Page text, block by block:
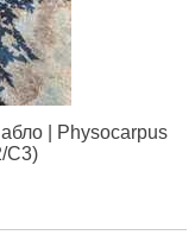
| Physocarpus
С3)